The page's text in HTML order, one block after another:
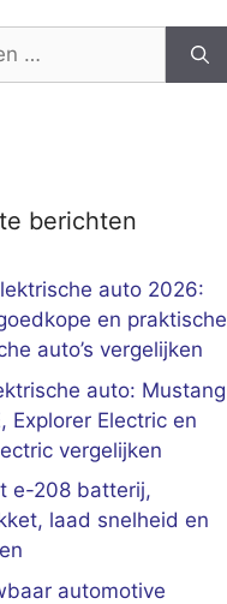
berichten
auto 2026:
en praktische
auto’s vergelijken
auto: Mustang
Explorer Electric en
vergelijken
e-208 batterij,
laad snelheid en
automotive